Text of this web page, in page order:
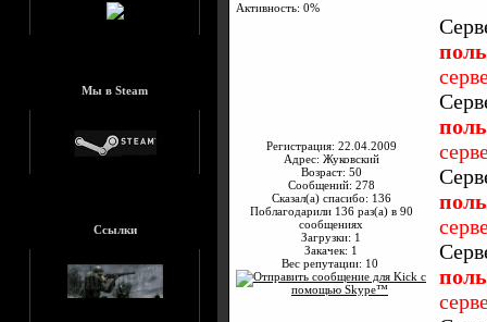
Мы в Steam
Ссылки
Активность: 0%
Регистрация: 22.04.2009
Адрес: Жуковский
Возраст: 50
Сообщений: 278
Сказал(а) спасибо: 136
Поблагодарили 136 раз(а) в 90
сообщениях
Загрузки: 1
Закачек: 1
Вес репутации: 10